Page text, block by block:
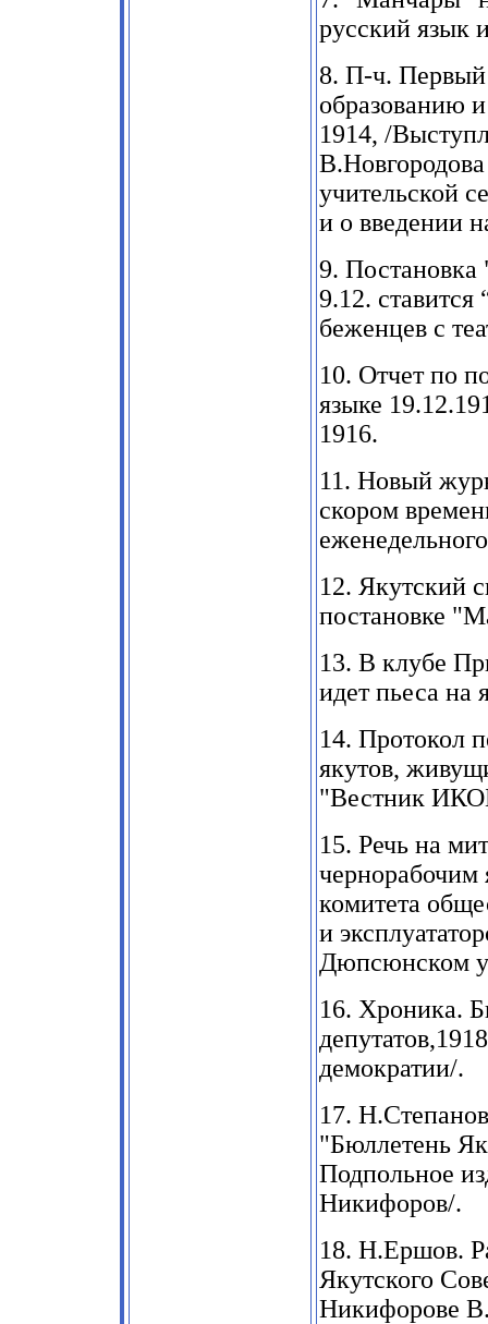
русский язык
8. П-ч. Первый
образованию
1914, /
учительской
и о введении
9.
9.12. ставится
беженцев с
10. Отчет по
языке
1916.
11. Новый
скором
12. Якутский
постановке
13. В клубе
идет пьеса на
14. Протокол
якутов,
"Вестник
15. Речь на
комитета
и
Дюпсюнском
16. Хроника.
демократии/.
17.
"Бюллетень
Подпольное
Никифоров/.
18. Н.Ершов.
Якутского
Никифорове